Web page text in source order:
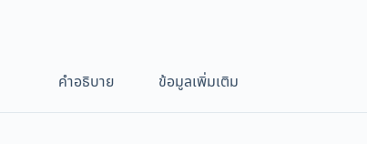
คำอธิบาย ข้อมูลเพิ่มเติม